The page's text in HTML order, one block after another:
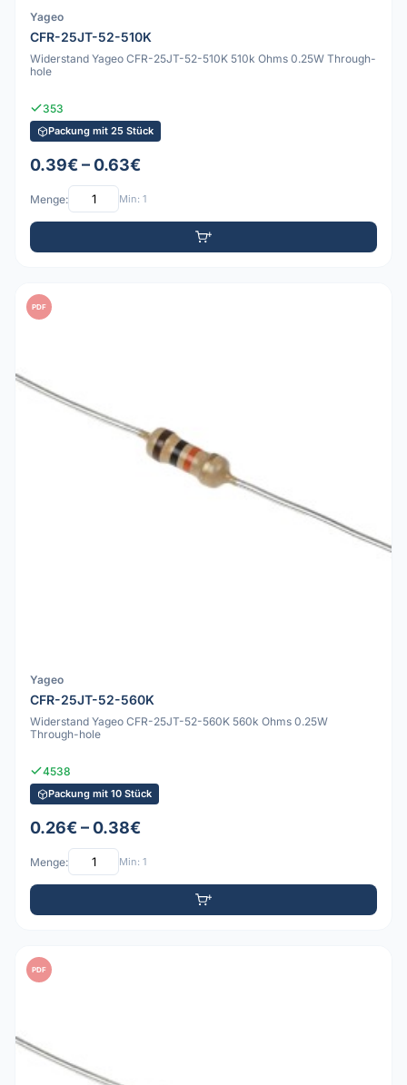
Yageo
CFR-25JT-52-510K
Widerstand Yageo CFR-25JT-52-510K 510k Ohms 0.25W Through-
hole
353
Packung mit 25 Stück
0.39€ – 0.63€
Menge: Min: 1
PDF
Yageo
CFR-25JT-52-560K
Widerstand Yageo CFR-25JT-52-560K 560k Ohms 0.25W
Through-hole
4538
Packung mit 10 Stück
0.26€ – 0.38€
Menge: Min: 1
PDF